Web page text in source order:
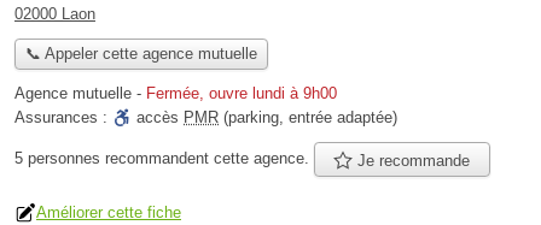
02000 Laon
📞 Appeler cette agence mutuelle
Agence mutuelle - Fermée, ouvre lundi à 9h00
Assurances :
accès PMR (parking, entrée adaptée)
5 personnes recommandent cette agence. Je recommande
Améliorer cette fiche